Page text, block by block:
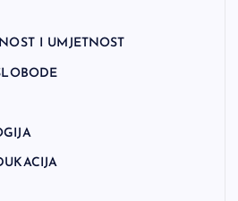
I UMJETNOST